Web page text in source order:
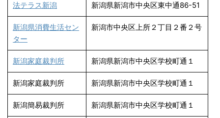
法テラス新潟 新潟県新潟市中央区東中通86-51
新潟県消費生活セン
ター
新潟市中央区上所２丁目２番２号
新潟家庭裁判所 新潟県新潟市中央区学校町通１
新潟家庭裁判所 新潟県新潟市中央区学校町通１
新潟簡易裁判所 新潟県新潟市中央区学校町通１